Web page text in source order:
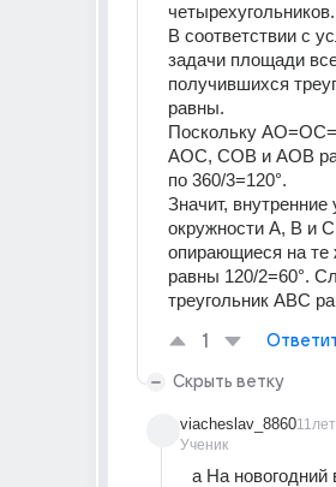
четырехугольников.
В соответствии с
задачи площади
получившихся
равны.
Поскольку
АОС, СОВ и АОВ
по 360/3=120°.
Значит, внутренние
окружности А, В и
опирающиеся на
равны 120/2=60°.
треугольник АВС
1
Скрыть ветку
viacheslav_8860
Ученик
11лет
а На